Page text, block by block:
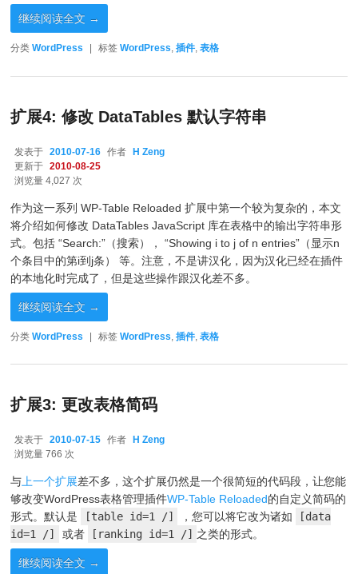
继续阅读全文 →
分类 WordPress 标签 WordPress,插件,表格
扩展4: 修改 DataTables 默认字符串
发表于 2010-07-16 作者
H Zeng
更新于
2010-08-25
浏览量 4,027 次
作为这一系列 WP-Table Reloaded 扩展中第一个较为复杂的，本文
将介绍如何修改 DataTables JavaScript 库在表格中的输出字符串形
式。包括 “Search:”（搜索）， “Showing i to j of n entries”（显示n
个条目中的第i到j条） 等。注意，不是讲汉化，因为汉化已经在插件
的本地化时完成了，但是这些操作跟汉化差不多。
继续阅读全文 →
分类 WordPress | 标签 WordPress ,插件 ,表格
扩展3: 更改表格简码
发表于 2010-07-15 作者 H Zeng
浏览量 766 次
与 上一个扩展差不多，这个扩展仍然是一个很简短的代码段，让您能
够改变WordPress表格管理插件WP-Table Reloaded的自定义简码的
形式。默认是
[table id=1 /] ，您可以将它改为诸如
[data
id=1 /]
或者 [ranking id=1 /] 之类的形式。
继续阅读全文 →